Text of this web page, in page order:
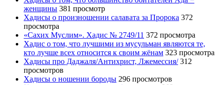
женщины 381 просмотр
Хадисы о произношении салавата за Пророка 372
просмотра
«Сахих Муслим». Хадис № 2749/11 372 просмотра
Хадис о том, что лучшими из мусульман являются те,
кто лучше всех относится к своим жёнам 323 просмотра
Хадисы про Даджаля/Антихрист, Лжемессия/ 312
просмотров
Хадисы о ношении бороды 296 просмотров